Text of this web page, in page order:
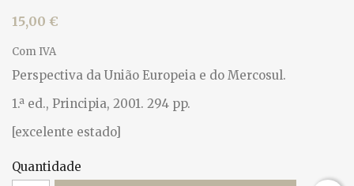
15,00 €
Com IVA
Perspectiva da União Europeia e do Mercosul.
1.ª ed., Principia, 2001. 294 pp.
[excelente estado]
Quantidade